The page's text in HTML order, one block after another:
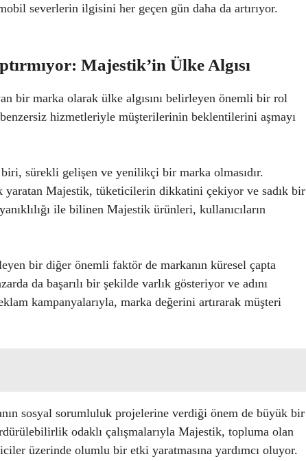
severlerin ilgisini her geçen gün daha da artırıyor.
Majestik’in Ülke Algısı
bir marka olarak ülke algısını belirleyen önemli bir rol
hizmetleriyle müşterilerinin beklentilerini aşmayı
sürekli gelişen ve yenilikçi bir marka olmasıdır.
Majestik, tüketicilerin dikkatini çekiyor ve sadık bir
ile bilinen Majestik ürünleri, kullanıcıların
bir diğer önemli faktör de markanın küresel çapta
da başarılı bir şekilde varlık gösteriyor ve adını
kampanyalarıyla, marka değerini artırarak müşteri
sosyal sorumluluk projelerine verdiği önem de büyük bir
odaklı çalışmalarıyla Majestik, topluma olan
üzerinde olumlu bir etki yaratmasına yardımcı oluyor.